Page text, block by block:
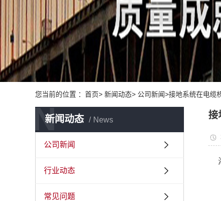
您当前的位置 ：首页> 新闻动态> 公司新闻>接地系统在电缆
新闻动态 News
N
公司新闻
行业动态
常见问题
接